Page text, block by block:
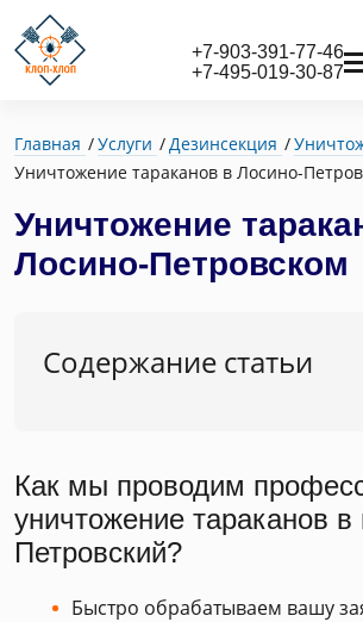
+7-903-391-77-46
+7-495-019-30-87
Главная Услуги Дезинсекция
Уничтожение тараканов в Лосино-
Уничтожение
Лосино-Петровском
Содержание статьи
Как мы проводим
уничтожение тараканов в
Петровский?
Быстро обрабатываем вашу